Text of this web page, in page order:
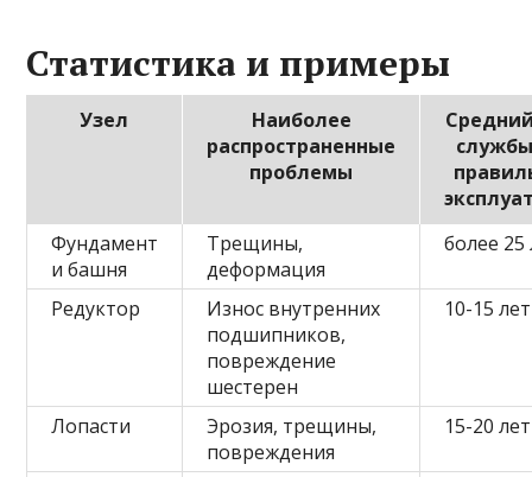
Статистика и примеры
Узел
Наиболее
распространенные
проблемы
Фундамент
и башня
Трещины,
деформация
более 25
Редуктор
Износ внутренних
подшипников,
повреждение
шестерен
10-15 лет
Лопасти
Эрозия, трещины,
повреждения
15-20 лет